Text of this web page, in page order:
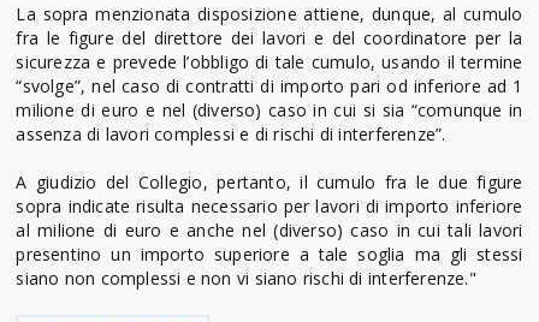
La sopra menzionata disposizione attiene, dunque, al cumulo
fra le figure del direttore dei lavori e del coordinatore per la
sicurezza e prevede l’obbligo di tale cumulo, usando il termine
“svolge”, nel caso di contratti di importo pari od inferiore ad 1
milione di euro e nel (diverso) caso in cui si sia “comunque in
assenza di lavori complessi e di rischi di interferenze”.
A giudizio del Collegio, pertanto, il cumulo fra le due figure
sopra indicate risulta necessario per lavori di importo inferiore
al milione di euro e anche nel (diverso) caso in cui tali lavori
presentino un importo superiore a tale soglia ma gli stessi
siano non complessi e non vi siano rischi di interferenze."